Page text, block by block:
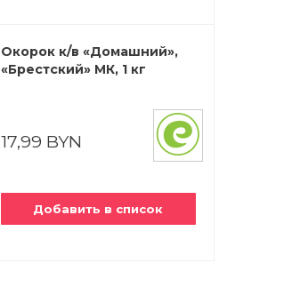
Окорок к/в «Домашний»,
«Брестский» МК, 1 кг
17,99 BYN
Добавить в список